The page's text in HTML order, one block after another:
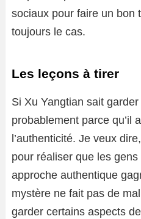
sociaux pour faire un bon
toujours le cas.
Les leçons à tirer
Si Xu Yangtian sait garder
probablement parce qu’il
l’authenticité. Je veux
pour réaliser que les
approche authentique
mystère ne fait pas de
garder certains aspects